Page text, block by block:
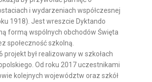
i wydarzeniach współczesnej
1918). Jest wreszcie Dyktando
formą wspólnych obchodów Święta
społeczność szkolną.
projekt był realizowany w szkołach
Od roku 2017 uczestnikami
kolejnych województw oraz szkół